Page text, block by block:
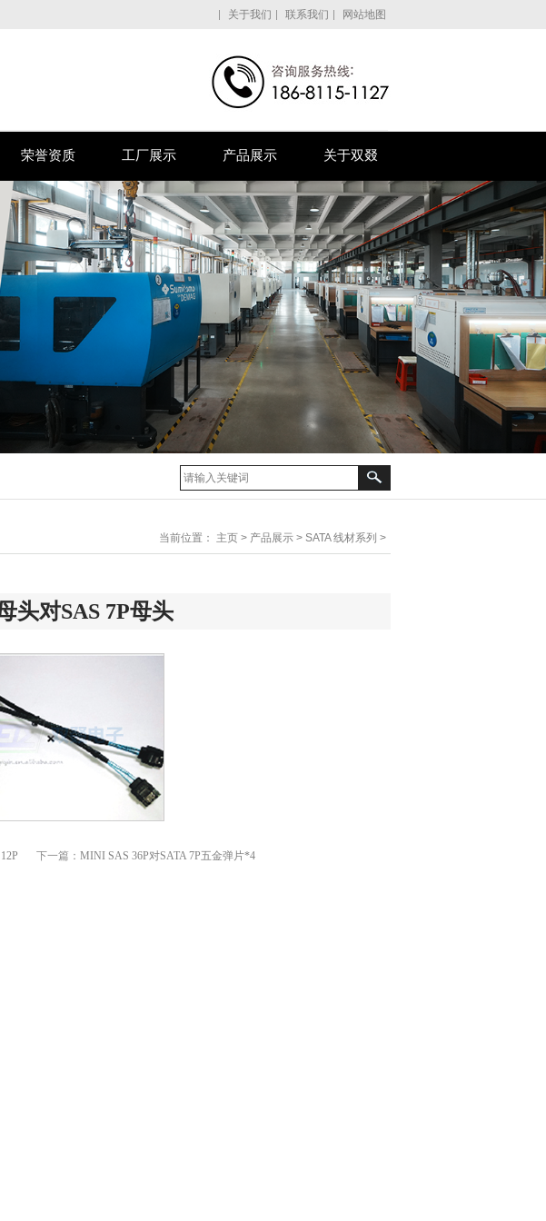
网站地图
联系我们
关于我们
荣誉资质 工厂展示 产品展示 关于双叕
当前位置： 主页 > 产品展示 > SATA 线材系列 >
头对SAS 7P母头
下一篇： MINI SAS 36P对SATA 7P五金弹片*4